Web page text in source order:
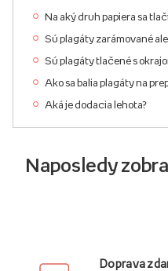
Na aký druh papiera sa
Sú plagáty zarámované
Sú plagáty tlačené s
Ako sa balia plagáty na
Aká je dodacia lehota?
Naposledy
Doprava